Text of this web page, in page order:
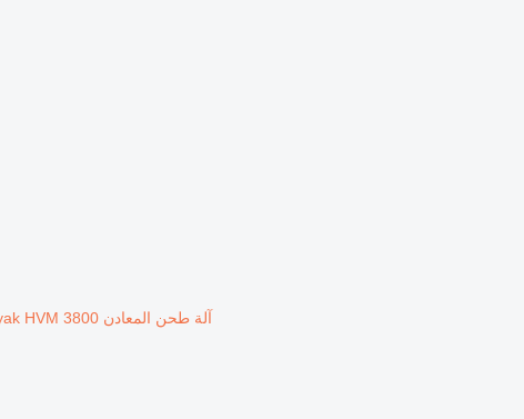
آلة طحن المعادن Anayak HVM 3800